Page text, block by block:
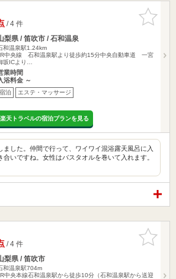
お気に入
りに追加
/ 4 件
梨県 / 笛吹市 / 石和温泉
和温泉駅1.24km
中央線 石和温泉駅より徒歩約15分中央自動車道 一宮
坂ICより…
業時間
浴料金 ～
宿泊 エステ・マッサージ
楽天トラベルの宿泊プランを見る
ました。仲間で行って、ワイワイ混浴露天風呂に入
合いですね。女性はバスタオルを巻いて入れます。
お気に入
りに追加
/ 4 件
梨県 / 笛吹市
和温泉駅704m
中央本線石和温泉駅から徒歩10分（石和温泉駅から送迎